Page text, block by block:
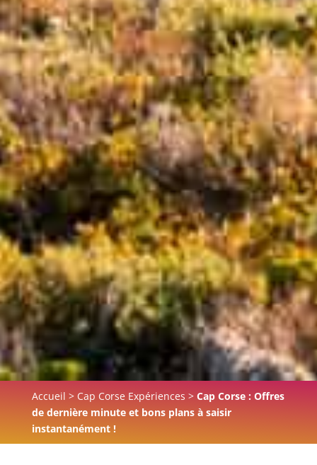
Accueil > Cap Corse Expériences > Cap Corse : Offres
de dernière minute et bons plans à saisir
instantanément !